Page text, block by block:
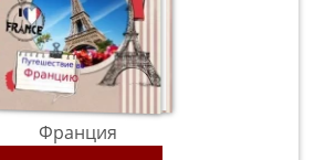
Франция